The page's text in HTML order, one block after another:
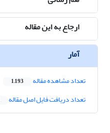
ارجاع به این مقاله
آمار
تعداد مشاهده مقاله 1,193
تعداد دریافت فایل اصل مقاله